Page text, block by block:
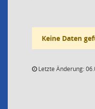
Keine Daten
Letzte Änderung: